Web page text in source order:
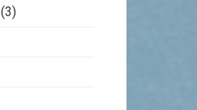
(3)